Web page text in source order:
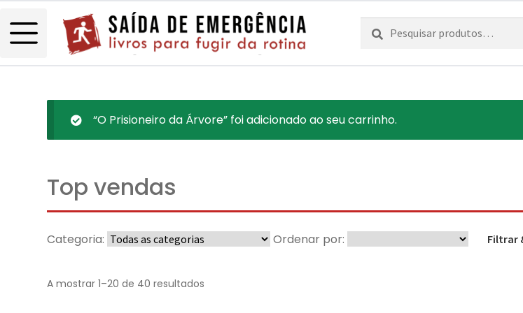
Pesquisar
por:
Pesquisa
“O Prisioneiro da Árvore” foi adicionado ao seu carrinho.
Top vendas
Categoria: Ordenar por: Filtrar
A mostrar 1–20 de 40 resultados